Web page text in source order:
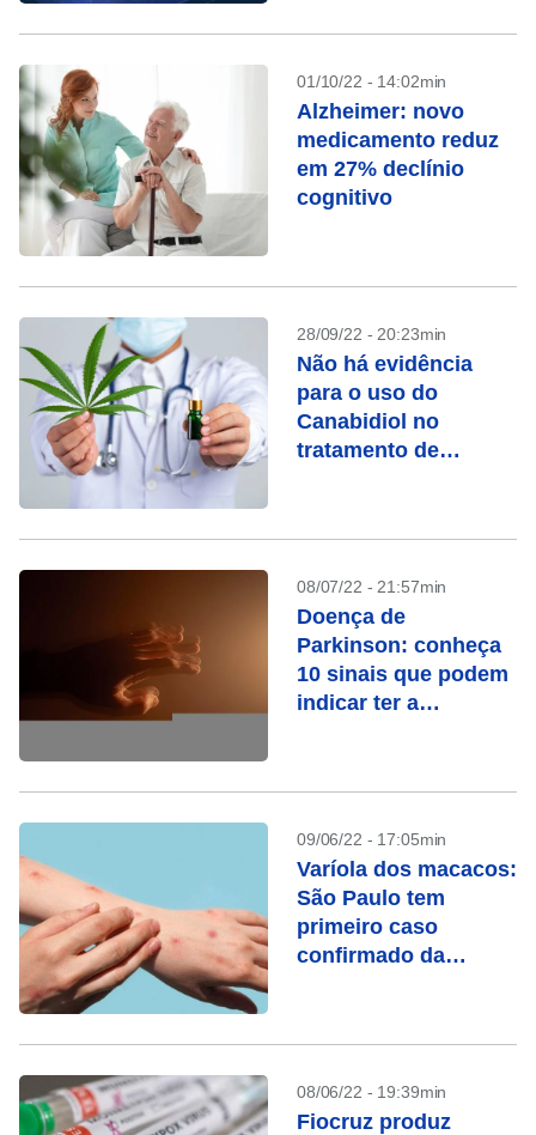
01/10/22 - 14:02min
Alzheimer: novo
medicamento reduz
em 27% declínio
cognitivo
28/09/22 - 20:23min
Não há evidência
para o uso do
Canabidiol no
tratamento de
08/07/22 - 21:57min
Doença de
Parkinson: conheça
10 sinais que podem
indicar ter a
09/06/22 - 17:05min
Varíola dos macacos:
São Paulo tem
primeiro caso
confirmado da
08/06/22 - 19:39min
Fiocruz produz